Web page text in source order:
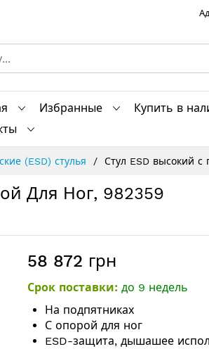
Избранные Купить в
(ESD) стулья Стул ESD высокий с
Для Ног, 982359
58 872 грн
Срок поставки: до 9 недель
На подпятниках
С опорой для ног
ESD-защита, дышашее